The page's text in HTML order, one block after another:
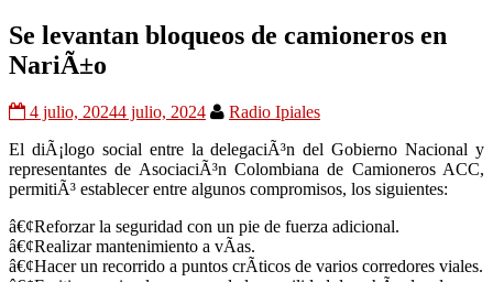
Se levantan bloqueos de camioneros en
NariÃ±o
4 julio, 20244 julio, 2024
Radio Ipiales
El diÃ¡logo social entre la delegaciÃ³n del Gobierno Nacional y
representantes de AsociaciÃ³n Colombiana de Camioneros ACC,
permitiÃ³ establecer entre algunos compromisos, los siguientes:
â€¢Reforzar la seguridad con un pie de fuerza adicional.
â€¢Realizar mantenimiento a vÃ­as.
â€¢Hacer un recorrido a puntos crÃ­ticos de varios corredores viales.